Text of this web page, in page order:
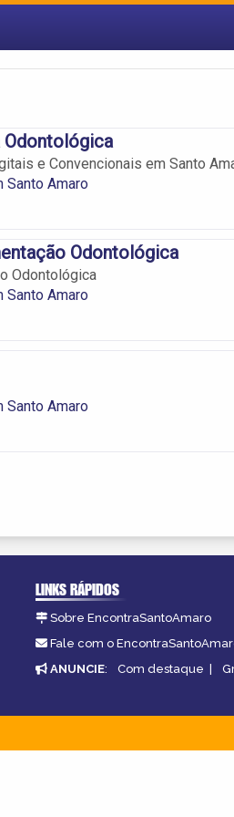
e Convencionais em Santo
Santo Amaro
Odontológica
Odontológica
Santo Amaro
Santo Amaro
LINKS RÁPIDOS
Sobre EncontraSantoAmaro
Fale com o
ANUNCIE: Com destaque |